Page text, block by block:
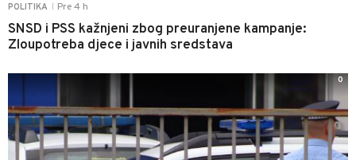
POLITIKA Pre 4 h
SNSD i PSS kažnjeni zbog preuranjene kampanje:
Zloupotreba djece i javnih sredstava
0